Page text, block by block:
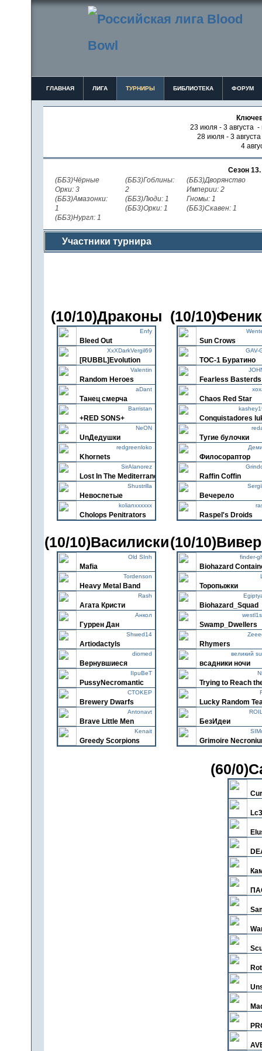
ГЛАВНАЯ ЛИГА ТУРНИРЫ БИБЛИОТЕКА ФОРУМ
23 июля - 3 августа -
28 июля - 3
4
Сезон 13.
(ББ3)Чёрные
Орки: 3
(ББ3)Амазонки:
1
(ББ3)Нургл: 1
(ББ3)Гоблины:
2
(ББ3)Люди: 1
(ББ3)Орки: 1
(ББ3)Дворянство
Империи: 2
Гномы: 1
(ББ3)Скавен: 1
Участники турнира
(10/10)Драконы
Enfy
Bleed Out
XxXDarkVergil69
[RUBBL]Evolution
Valentin
Random Heroes
aDant
Танец смерча
Barristan
+RED SONS+
NeON
UnДедушки
redgreenloko
Khornets
SirAlanorez
Lost In The Mediterranean
Shustrilla
Невоспетые
kolianxxxxxx
Cholops Penitrators
(10/
Sun Crows
GAV-
ТОС-1 Буратино
Fearless Basterds
Chaos Red Star
Conquistadores
Тугие булочки
Филосораптор
Raffin Coffin
Вечерело
Raspel's Droids
(10/10)Василиски
Old SInh
Mafia
Tordenson
Heavy Metal Band
Rash
Агата Кристи
Анкол
Гуррен Дан
Shwed14
Artiodactyls
diomed
Вернувшиеся
IIpuBeT
PussyNecromantic
CTOKEP
Brewery Dwarfs
Antonavt
Brave Little Men
Kenait
Greedy Scorpions
(10/
finder-
Biohazard
Торопыжки
Biohazard_Squad
Swamp_Dwellers
Rhymers
великий
всадники ночи
Trying to Reach
Lucky Random
БезИдеи
Grimoire
(60/